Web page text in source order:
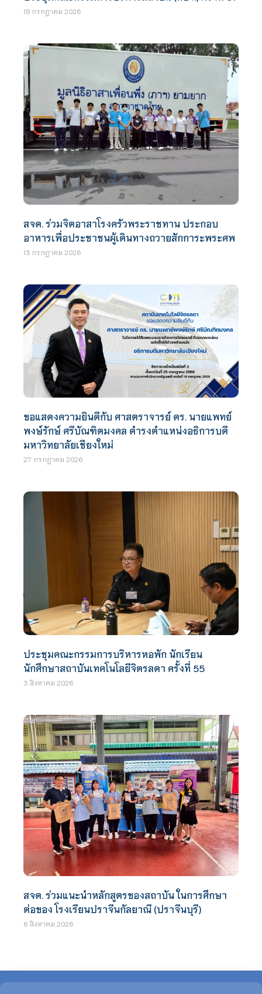
18 กรกฎาคม 2026
สจด. ร่วมจิตอาสาโรงครัวพระราชทาน ประกอบ
อาหารเพื่อประชาชนผู้เดินทางถวายสักการะพระศพ
13 กรกฎาคม 2026
ขอแสดงความยินดีกับ ศาสตราจารย์ ดร. นายแพทย์
พงษ์รักษ์ ศรีบัณฑิตมงคล ดำรงตำแหน่งอธิการบดี
มหาวิทยาลัยเชียงใหม่
27 กรกฎาคม 2026
ประชุมคณะกรรมการบริหารหอพัก นักเรียน
นักศึกษาสถาบันเทคโนโลยีจิตรลดา ครั้งที่ 55
3 สิงหาคม 2026
สจด. ร่วมแนะนำหลักสูตรของสถาบัน ในการศึกษา
ต่อของ โรงเรียนปราจีนกัลยาณี (ปราจีนบุรี)
6 สิงหาคม 2026